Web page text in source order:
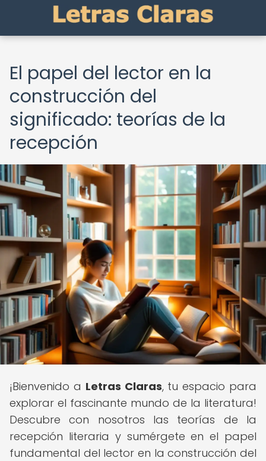
El papel del lector en la
construcción del
significado: teorías de la
recepción
¡Bienvenido a Letras Claras, tu espacio para
explorar el fascinante mundo de la literatura!
Descubre con nosotros las teorías de la
recepción literaria y sumérgete en el papel
fundamental del lector en la construcción del